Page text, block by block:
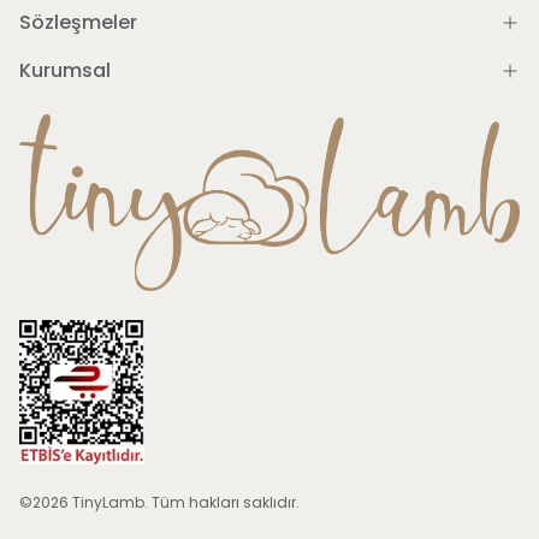
Sözleşmeler
Kurumsal
©2026 TinyLamb. Tüm hakları saklıdır.